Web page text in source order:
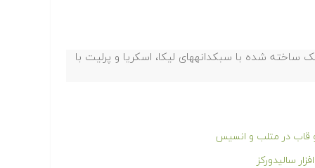
شده با سبکدانههای لیکا، اسکریا و پرلیت با
و قاب در متلب و انسیس
سالیدورکز